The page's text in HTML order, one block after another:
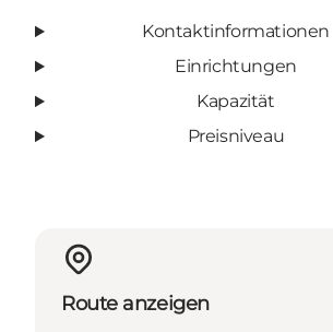
Kontaktinformationen
Einrichtungen
Kapazität
Preisniveau
Route anzeigen